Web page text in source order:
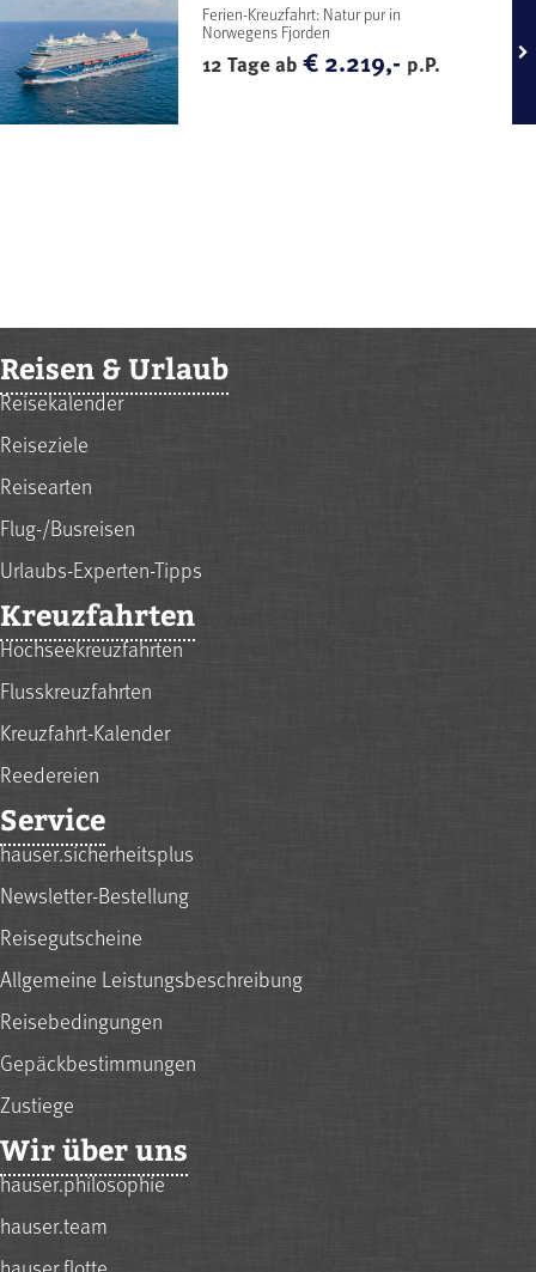
Ferien-Kreuzfahrt: Natur pur in
Norwegens Fjorden
12 Tage ab€ 2.219,- p.P.
Reisen & Urlaub
Reisekalender
Reiseziele
Reisearten
Flug-/Busreisen
Urlaubs-Experten-Tipps
Kreuzfahrten
Hochseekreuzfahrten
Flusskreuzfahrten
Kreuzfahrt-Kalender
Reedereien
Service
hauser.sicherheitsplus
Newsletter-Bestellung
Reisegutscheine
Allgemeine Leistungsbeschreibung
Reisebedingungen
Gepäckbestimmungen
Zustiege
Wir über uns
hauser.philosophie
hauser.team